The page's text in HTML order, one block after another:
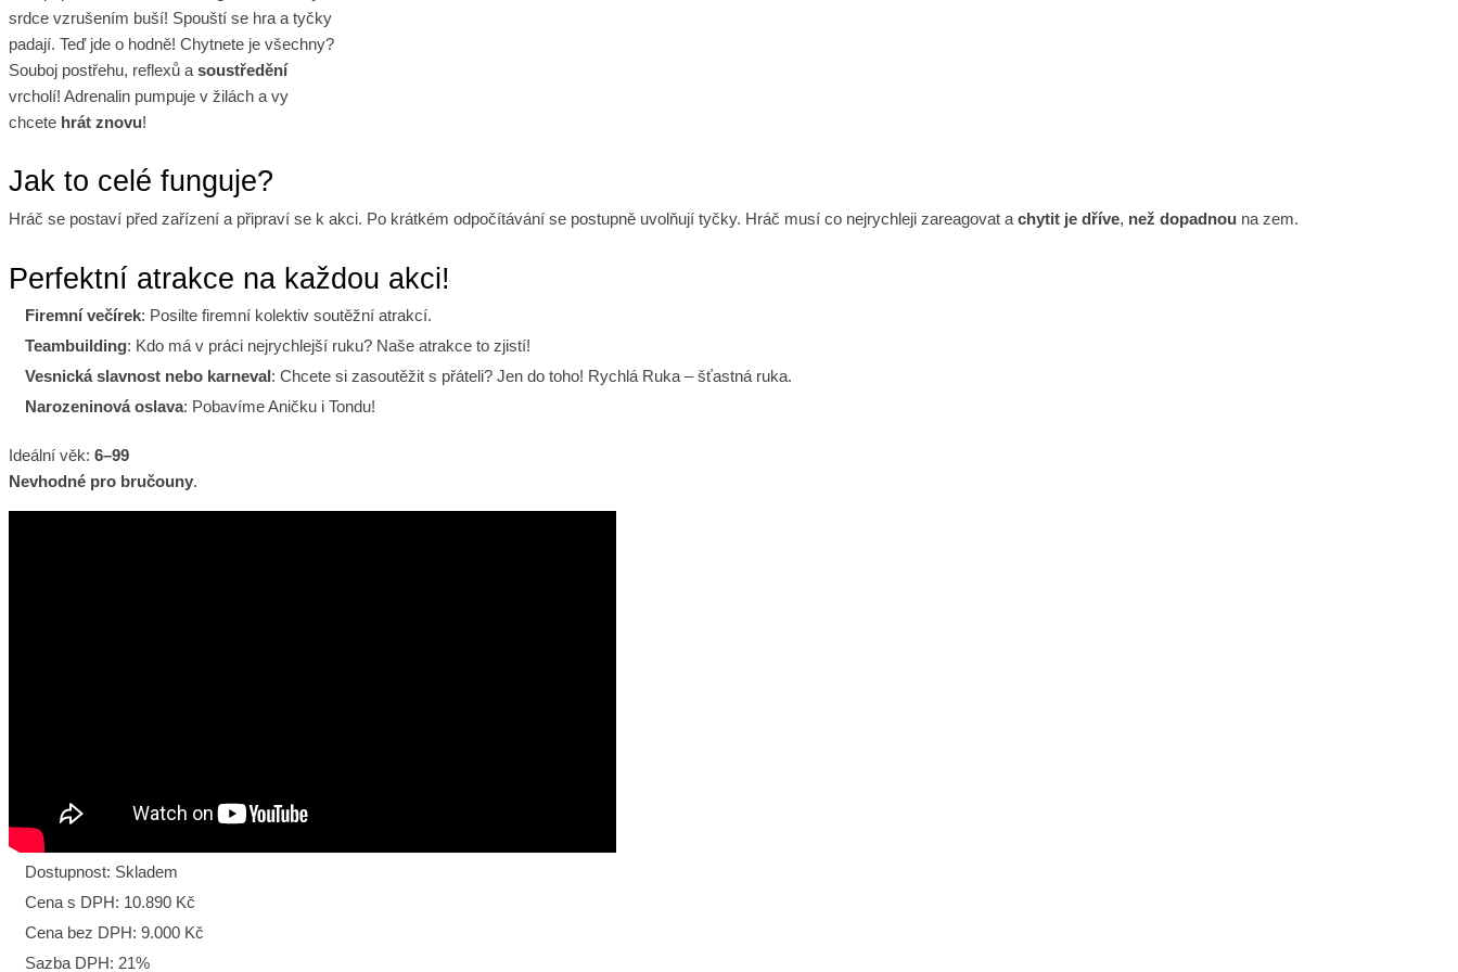
srdce vzrušením buší! Spouští se hra a tyčky
padají. Teď jde o hodně! Chytnete je všechny?
Souboj postřehu, reflexů a soustředění
vrcholí! Adrenalin pumpuje v žilách a vy
chcete hrát znovu!
Jak to celé funguje?
Hráč se postaví před zařízení a připraví se k akci. Po krátkém odpočítávání se postupně uvolňují tyčky. Hráč musí co nejrychleji zareagovat a chytit je dříve, než dopadnou na zem.
Perfektní atrakce na každou akci!
Firemní večírek: Posilte firemní kolektiv soutěžní atrakcí.
Teambuilding: Kdo má v práci nejrychlejší ruku? Naše atrakce to zjistí!
Vesnická slavnost nebo karneval: Chcete si zasoutěžit s přáteli? Jen do toho! Rychlá Ruka – šťastná ruka.
Narozeninová oslava: Pobavíme Aničku i Tondu!
Ideální věk: 6–99
Nevhodné pro bručouny.
Dostupnost: Skladem
Cena s DPH: 10.890 Kč
Cena bez DPH: 9.000 Kč
Sazba DPH: 21%